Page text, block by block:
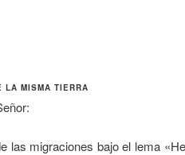
LA MISMA TIERRA
las migraciones bajo el lema